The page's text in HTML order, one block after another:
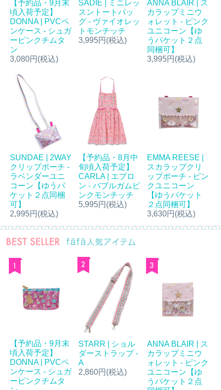
【予約品・9月末
頃入荷予定】
DONNA | PVCペ
ンケース - シュガ
ーピンクチムタ
ン
3,080円(税込)
SADIE | ミニレッ
スントートバッ
グ - ヴァイオレッ
トモンチッチ
3,995円(税込)
ANNA BLAIR | ス
カラップミニウ
ォレット - ピンク
ユニコーン【ゆ
うパケット２点
同梱可】
3,995円(税込)
SUNDAE | 2WAY
クリップポーチ -
ラベンダーユニ
コーン【ゆうパ
ケット２点同梱
可】
2,995円(税込)
【予約品・8月中
旬頃入荷予定】
CARLA | エプロ
ン - バブルガムピ
ンクモンチッチ
5,995円(税込)
EMMA REESE |
スカラップクリ
ップポーチ - ピン
クユニコーン
【ゆうパケット
２点同梱可】
3,630円(税込)
【予約品・9月末
頃入荷予定】
DONNA | PVCペ
ンケース - シュガ
ーピンクチムタ
STARR | ショル
ダーストラップ -
A
2,860円(税込)
ANNA BLAIR | ス
カラップミニウ
ォレット - ピンク
ユニコーン【ゆ
うパケット２点